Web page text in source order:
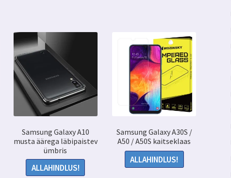
Samsung Galaxy A10
musta äärega läbipaistev
ümbris
ALLAHINDLUS!
Samsung Galaxy A30S /
A50 / A50S kaitseklaas
ALLAHINDLUS!